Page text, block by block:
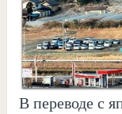
В переводе с